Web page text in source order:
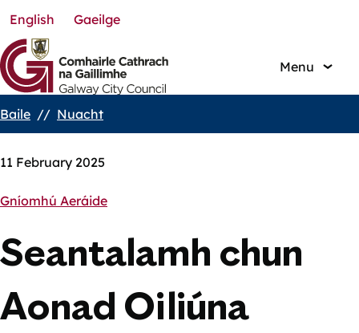
Skip
to
main
content
English Gaeilge
Menu
Breadcrumbs
Baile Nuacht
11 February 2025
Gníomhú Aeráide
Seantalamh chun
Aonad Oiliúna